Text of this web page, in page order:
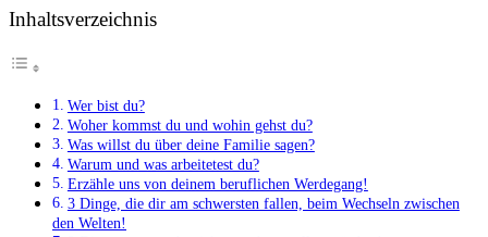
Inhaltsverzeichnis
Wer bist du?
Woher kommst du und wohin gehst du?
Was willst du über deine Familie sagen?
Warum und was arbeitetest du?
Erzähle uns von deinem beruflichen Werdegang!
3 Dinge, die dir am schwersten fallen, beim Wechseln zwischen
den Welten!